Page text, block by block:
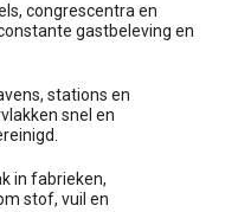
congrescentra en
gastbeleving en
stations en
snel en
in fabrieken,
stof, vuil en